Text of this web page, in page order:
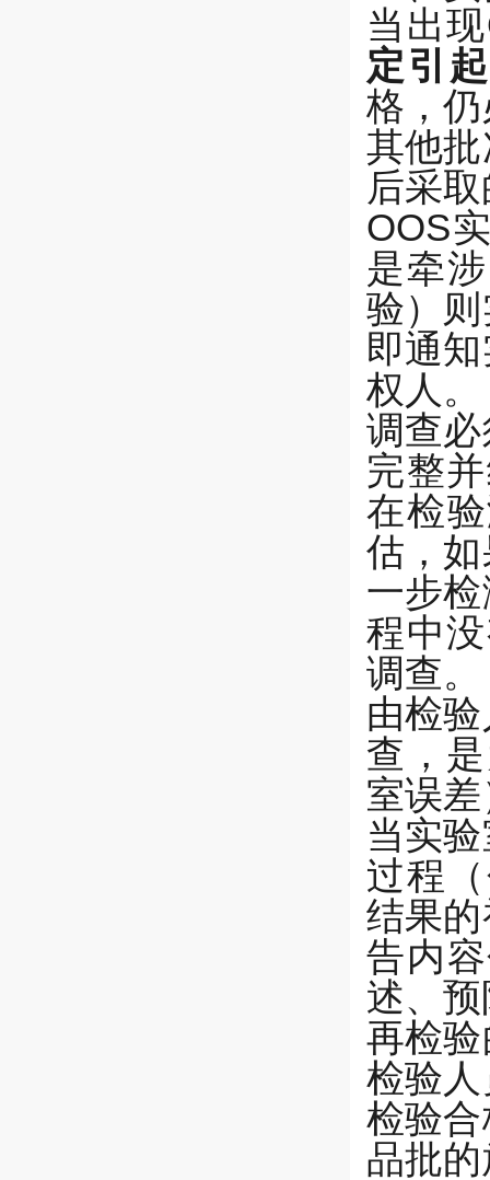
当出
定引
格，
其他
后采
OOS
是牵
验）
即通
权人。
调查
完整
在检
估，
一步
程中
调查。
由检
查，
室误
当实
过程
结果
告内
述、
再检
检验
检验
品批